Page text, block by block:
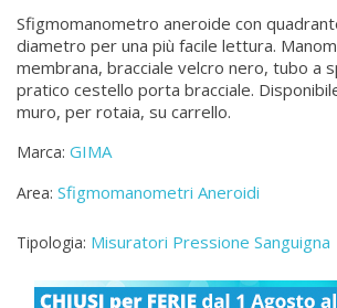
Sfigmomanometro aneroide con
diametro per una più facile lettura.
membrana, bracciale velcro nero, tubo a
pratico cestello porta bracciale.
muro, per rotaia, su carrello.
Marca: GIMA
Area: Sfigmomanometri Aneroidi
Tipologia: Misuratori Pressione Sanguigna